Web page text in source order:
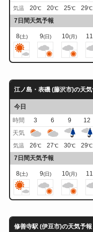
気温 20℃ 20℃ 25℃ 29℃
7日間天気予報
8(土) 9(日) 10(月) 11
江ノ島・表磯 (藤沢市)の天気
今日
時間
3 6 9 12
天気
気温 26℃ 27℃ 30℃ 29℃
7日間天気予報
8(土) 9(日) 10(月) 11
修善寺駅 (伊豆市)の天気予報